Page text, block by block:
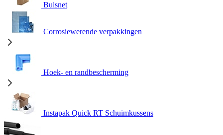
Buisnet
Corrosiewerende verpakkingen
Hoek- en randbescherming
Instapak Quick RT Schuimkussens